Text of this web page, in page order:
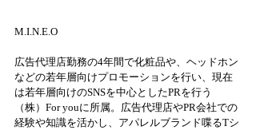
M.I.N.E.O
広告代理店勤務の4年間で化粧品や、ヘッドホン
などの若年層向けプロモーションを行い、現在
は若年層向けのSNSを中心としたPRを行う
（株）For youに所属。広告代理店やPR会社での
経験や知識を活かし、アパレルブランド喋るTシ